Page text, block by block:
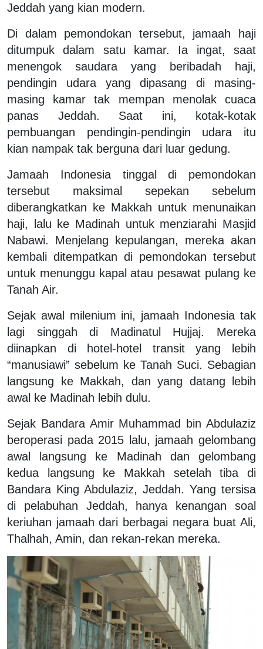
Jeddah yang kian modern.
Di dalam pemondokan tersebut, jamaah haji
ditumpuk dalam satu kamar. Ia ingat, saat
menengok saudara yang beribadah haji,
pendingin udara yang dipasang di masing-
masing kamar tak mempan menolak cuaca
panas Jeddah. Saat ini, kotak-kotak
pembuangan pendingin-pendingin udara itu
kian nampak tak berguna dari luar gedung.
Jamaah Indonesia tinggal di pemondokan
tersebut maksimal sepekan sebelum
diberangkatkan ke Makkah untuk menunaikan
haji, lalu ke Madinah untuk menziarahi Masjid
Nabawi. Menjelang kepulangan, mereka akan
kembali ditempatkan di pemondokan tersebut
untuk menunggu kapal atau pesawat pulang ke
Tanah Air.
Sejak awal milenium ini, jamaah Indonesia tak
lagi singgah di Madinatul Hujjaj. Mereka
diinapkan di hotel-hotel transit yang lebih
“manusiawi” sebelum ke Tanah Suci. Sebagian
langsung ke Makkah, dan yang datang lebih
awal ke Madinah lebih dulu.
Sejak Bandara Amir Muhammad bin Abdulaziz
beroperasi pada 2015 lalu, jamaah gelombang
awal langsung ke Madinah dan gelombang
kedua langsung ke Makkah setelah tiba di
Bandara King Abdulaziz, Jeddah. Yang tersisa
di pelabuhan Jeddah, hanya kenangan soal
keriuhan jamaah dari berbagai negara buat Ali,
Thalhah, Amin, dan rekan-rekan mereka.